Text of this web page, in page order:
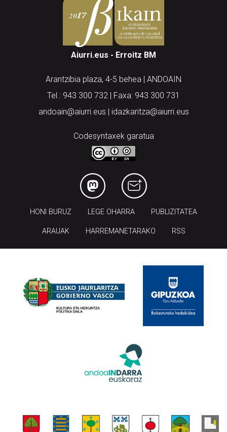
Aiurri.eus - Erroitz BM
Arantzibia plaza, 4-5 behea | ANDOAIN
Tel.: 943 300 732 | Faxa: 943 300 731
andoain@aiurri.eus | idazkaritza@aiurri.eus
Codesyntaxek garatua
HONI BURUZ LEGE OHARRA PUBLIZITATEA
ARAUAK HARREMANETARAKO RSS